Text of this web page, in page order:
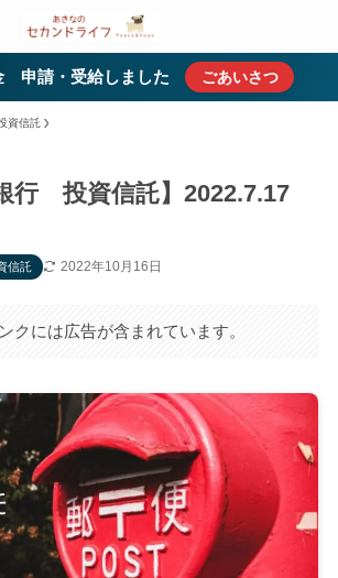
申請・受給しました ごあいさつ
資信託
行 投資信託】2022.7.17
信託 2022年10月16日
クには広告が含まれています。